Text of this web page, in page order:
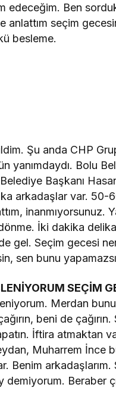
edeceğim. Ben
anlattım seçim
besleme.
Şu anda CHP
yanımdaydı. Bolu
Başkanı
arkadaşlar var.
inanmıyorsunuz.
İki dakika
gel. Seçim gecesi
sen bunu
SEÇİM
Merdan bunu
beni de
İftira atmaktan
Muharrem İnce
arkadaşlarım.
Beraber